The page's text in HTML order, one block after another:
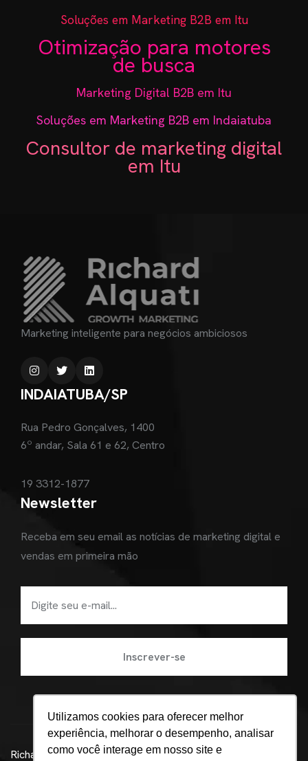
Utilizamos cookies para oferecer melhor
experiência, melhorar o desempenho, analisar
como você interage em nosso site e
Soluções em Marketing B2B em Itu
Otimização para motores
de busca
Marketing Digital B2B em Itu
Soluções em Marketing B2B em Indaiatuba
Consultor de marketing digital
em Itu
Marketing inteligente para negócios ambiciosos
INDAIATUBA/SP
Rua Pedro Gonçalves, 1400
6º andar, Sala 61 e 62, Centro
19 3312-1877
Newsletter
Receba em seu email as notícias de marketing digital e
vendas em primeira mão
Richard Alquati ©Agência de marketing digital em